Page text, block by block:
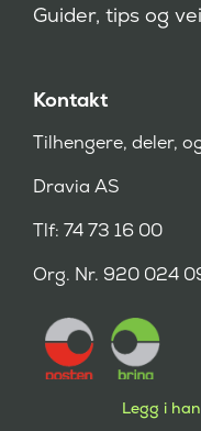
Legg i
Guider, tips og
Kontakt
Tilhengere, deler,
Dravia AS
Tlf: 74 73 16 00
Org. Nr. 920 024